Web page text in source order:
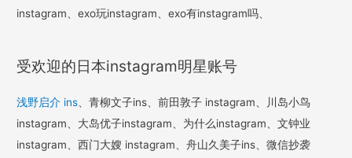
instagram、exo玩instagram、exo有instagram吗、
受欢迎的日本instagram明星账号
浅野启介 ins 、青柳文子ins、前田敦子 instagram、川岛小鸟
instagram、大岛优子instagram、为什么instagram、文钟业
instagram、西门大嫂 instagram、舟山久美子ins、微信抄袭